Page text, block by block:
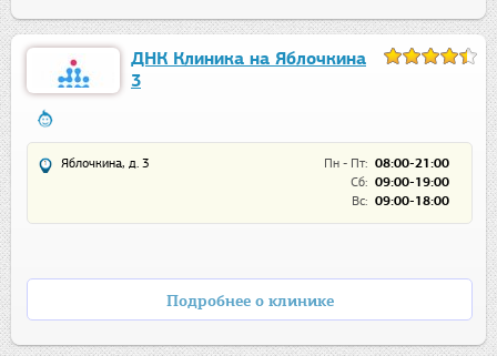
ДНК Клиника на Яблочкина
3
Пн - Пт: 08:00-21:00
Сб: 09:00-19:00
Вс: 09:00-18:00
Яблочкина, д. 3
Подробнее о клинике